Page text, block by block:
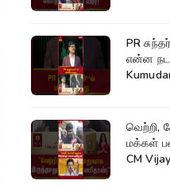
PR
என்ன
வெற்றி,
மக்கள்
CM